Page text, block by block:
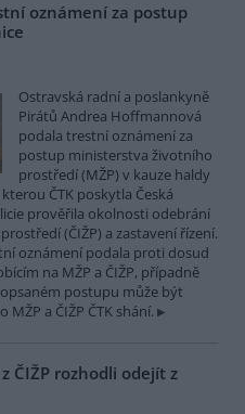
oznámení za postup
Ostravská radní a poslankyně
Pirátů Andrea Hoffmannová
podala trestní oznámení za
postup ministerstva životního
prostředí (MŽP) v kauze haldy
ČTK poskytla Česká
prověřila okolnosti odebrání
(ČIŽP) a zastavení řízení.
oznámení podala proti dosud
na MŽP a ČIŽP, případně
postupu může být
a ČIŽP ČTK shání.
ČIŽP rozhodli odejít z